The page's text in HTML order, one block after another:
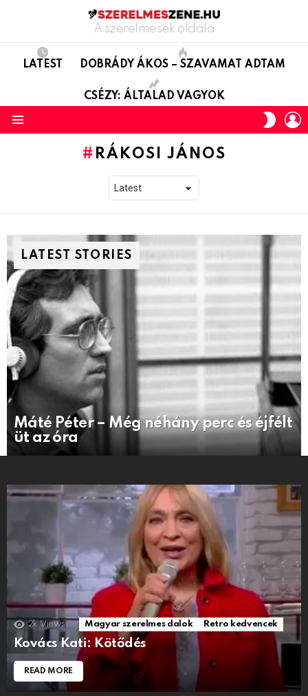
A szerelmesek oldala
LATEST DOBRÁDY ÁKOS – SZAVAMAT ADTAM
CSÉZY: ÁLTALAD VAGYOK
SKIN
RÁKOSI JÁNOS
LATEST STORIES
Máté Péter – Még néhány perc és éjfélt
üt az óra
2k Views Magyar szerelmes dalok Retro kedvencek
Kovács Kati: Kötődés
READ MORE